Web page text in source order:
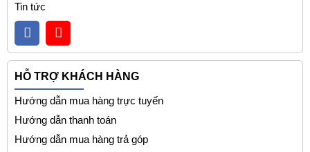
Tin tức
HỖ TRỢ KHÁCH HÀNG
Hướng dẫn mua hàng trực tuyến
Hướng dẫn thanh toán
Hướng dẫn mua hàng trả góp